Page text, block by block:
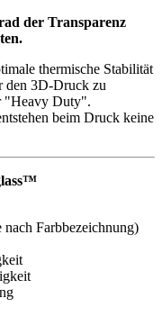
der Transparenz
thermische Stabilität
den 3D-Druck zu
"Heavy Duty".
beim Druck keine
nach Farbbezeichnung)